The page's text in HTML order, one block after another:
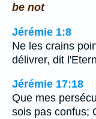
be not
Jérémie 1:8
Ne les crains
délivrer, dit
Jérémie 17:18
Que mes
sois pas confus;